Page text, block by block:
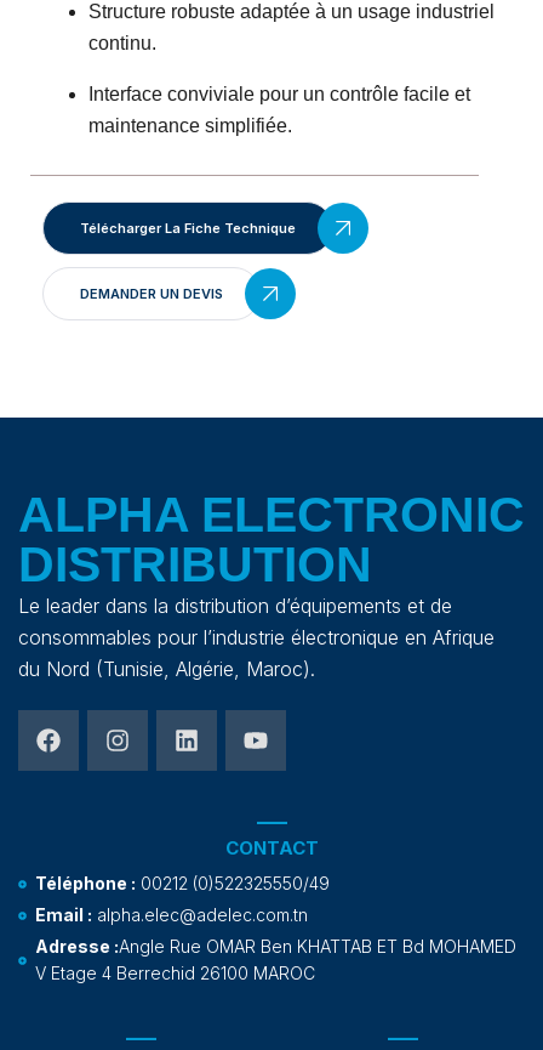
Structure robuste adaptée à un usage industriel
continu.
Interface conviviale pour un contrôle facile et
maintenance simplifiée.
Télécharger La Fiche Technique
DEMANDER UN DEVIS
ALPHA ELECTRONIC
DISTRIBUTION
Le leader dans la distribution d’équipements et de
consommables pour l’industrie électronique en Afrique
du Nord (Tunisie, Algérie, Maroc).
CONTACT
Téléphone : 00212 (0)522325550/49
Email : alpha.elec@adelec.com.tn
Adresse :Angle Rue OMAR Ben KHATTAB ET Bd MOHAMED
V Etage 4 Berrechid 26100 MAROC